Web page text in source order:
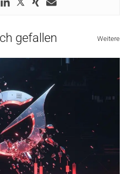
gefallen Weitere